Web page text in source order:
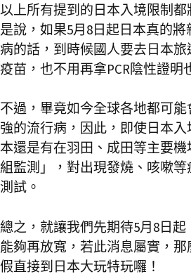
以上所有提到的日本入境限制
是說，如果5月8日起日本真的
病的話，到時候國人要去日本旅
疫苗，也不用再拿PCR陰性證明
不過，畢竟如今全球各地都可
強的流行病，因此，即使日本入
本還是有在羽田、成田等主要
組監測」，對出現發燒、咳嗽
測試。
總之，就讓我們先期待5月8日
能夠再放寬，若此消息屬實，
假直接到日本大玩特玩囉！